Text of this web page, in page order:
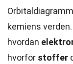
kemiens
hvordan
hvorfor stoffer